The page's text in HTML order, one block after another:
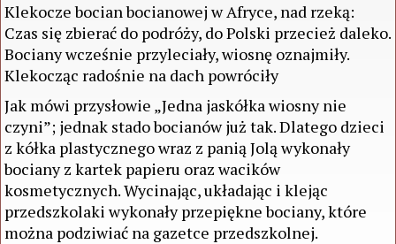
Klekocze bocian bocianowej w Afryce, nad rzeką:
Czas się zbierać do podróży, do Polski przecież daleko.
Bociany wcześnie przyleciały, wiosnę oznajmiły.
Klekocząc radośnie na dach powróciły
Jak mówi przysłowie „Jedna jaskółka wiosny nie
czyni”; jednak stado bocianów już tak. Dlatego dzieci
z kółka plastycznego wraz z panią Jolą wykonały
bociany z kartek papieru oraz wacików
kosmetycznych. Wycinając, układając i klejąc
przedszkolaki wykonały przepiękne bociany, które
można podziwiać na gazetce przedszkolnej.